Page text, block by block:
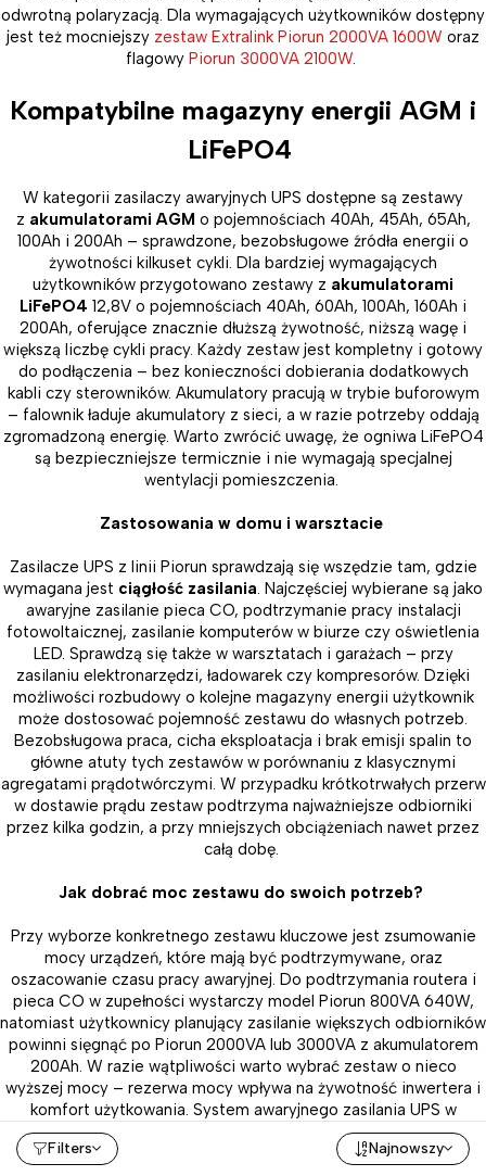
Filters Najnowszy
odwrotną polaryzacją. Dla wymagających użytkowników dostępny
jest też mocniejszy zestaw Extralink Piorun 2000VA 1600W oraz
flagowy Piorun 3000VA 2100W.
Kompatybilne magazyny energii AGM i
LiFePO4
W kategorii zasilaczy awaryjnych UPS dostępne są zestawy
z akumulatorami AGM o pojemnościach 40Ah, 45Ah, 65Ah,
100Ah i 200Ah – sprawdzone, bezobsługowe źródła energii o
żywotności kilkuset cykli. Dla bardziej wymagających
użytkowników przygotowano zestawy z akumulatorami
LiFePO4 12,8V o pojemnościach 40Ah, 60Ah, 100Ah, 160Ah i
200Ah, oferujące znacznie dłuższą żywotność, niższą wagę i
większą liczbę cykli pracy. Każdy zestaw jest kompletny i gotowy
do podłączenia – bez konieczności dobierania dodatkowych
kabli czy sterowników. Akumulatory pracują w trybie buforowym
– falownik ładuje akumulatory z sieci, a w razie potrzeby oddają
zgromadzoną energię. Warto zwrócić uwagę, że ogniwa LiFePO4
są bezpieczniejsze termicznie i nie wymagają specjalnej
wentylacji pomieszczenia.
Zastosowania w domu i warsztacie
Zasilacze UPS z linii Piorun sprawdzają się wszędzie tam, gdzie
wymagana jest ciągłość zasilania. Najczęściej wybierane są jako
awaryjne zasilanie pieca CO, podtrzymanie pracy instalacji
fotowoltaicznej, zasilanie komputerów w biurze czy oświetlenia
LED. Sprawdzą się także w warsztatach i garażach – przy
zasilaniu elektronarzędzi, ładowarek czy kompresorów. Dzięki
możliwości rozbudowy o kolejne magazyny energii użytkownik
może dostosować pojemność zestawu do własnych potrzeb.
Bezobsługowa praca, cicha eksploatacja i brak emisji spalin to
główne atuty tych zestawów w porównaniu z klasycznymi
agregatami prądotwórczymi. W przypadku krótkotrwałych przerw
w dostawie prądu zestaw podtrzyma najważniejsze odbiorniki
przez kilka godzin, a przy mniejszych obciążeniach nawet przez
całą dobę.
Jak dobrać moc zestawu do swoich potrzeb?
Przy wyborze konkretnego zestawu kluczowe jest zsumowanie
mocy urządzeń, które mają być podtrzymywane, oraz
oszacowanie czasu pracy awaryjnej. Do podtrzymania routera i
pieca CO w zupełności wystarczy model Piorun 800VA 640W,
natomiast użytkownicy planujący zasilanie większych odbiorników
powinni sięgnąć po Piorun 2000VA lub 3000VA z akumulatorem
200Ah. W razie wątpliwości warto wybrać zestaw o nieco
wyższej mocy – rezerwa mocy wpływa na żywotność inwertera i
komfort użytkowania. System awaryjnego zasilania UPS w
połączeniu z magazynami energii Extralink to niezawodne
rozwiązanie zarówno do krótkotrwałych przerw, jak i dłuższych